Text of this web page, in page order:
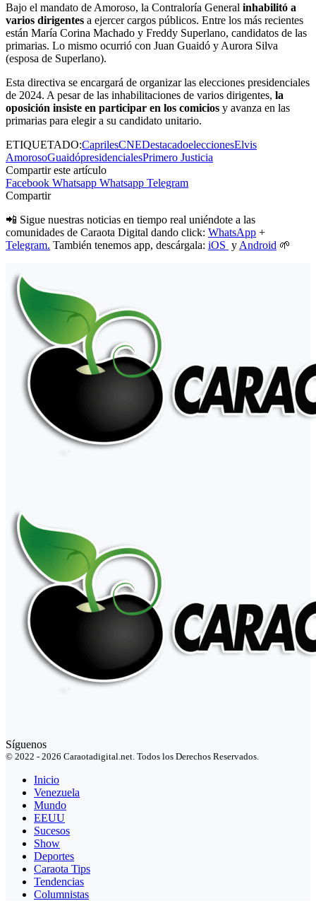
Bajo el mandato de Amoroso, la Contraloría General inhabilitó a
varios dirigentes a ejercer cargos públicos. Entre los más recientes
están María Corina Machado y Freddy Superlano, candidatos de las
primarias. Lo mismo ocurrió con Juan Guaidó y Aurora Silva
(esposa de Superlano).
Esta directiva se encargará de organizar las elecciones presidenciales
de 2024. A pesar de las inhabilitaciones de varios dirigentes, la
oposición insiste en participar en los comicios y avanza en las
primarias para elegir a su candidato unitario.
ETIQUETADO:CaprilesCNEDestacadoeleccionesElvis
AmorosoGuaidópresidencialesPrimero Justicia
Compartir este artículo
Facebook Whatsapp Whatsapp Telegram
Compartir
📲 Sigue nuestras noticias en tiempo real uniéndote a las
comunidades de Caraota Digital dando click: WhatsApp +
Telegram. También tenemos app, descárgala: iOS y Android 🌱
Síguenos
© 2022 - 2026 Caraotadigital.net. Todos los Derechos Reservados.
Inicio
Venezuela
Mundo
EEUU
Sucesos
Show
Deportes
Caraota Tips
Tendencias
Columnistas